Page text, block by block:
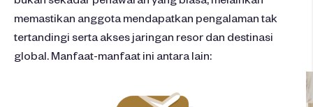
memastikan anggota mendapatkan pengalaman tak
tertandingi serta akses jaringan resor dan destinasi
global. Manfaat-manfaat ini antara lain: